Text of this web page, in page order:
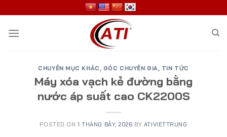
to
content
CHUYÊN MỤC KHÁC , GÓC CHUYÊN GIA, TIN TỨC
Máy xóa vạch kẻ đường bằng
nước áp suất cao CK2200S
POSTED ON1 THÁNG BẢY, 2026 BY ATIVIETTRUNG